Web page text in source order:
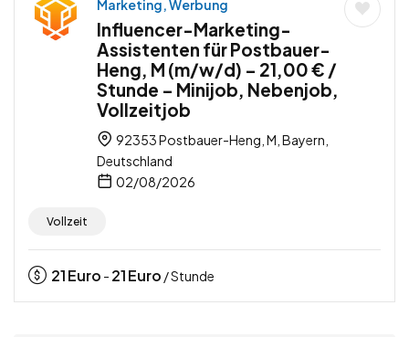
Marketing, Werbung
Influencer-Marketing-
Assistenten für Postbauer-
Heng, M (m/w/d) – 21,00 € /
Stunde – Minijob, Nebenjob,
Vollzeitjob
92353 Postbauer-Heng, M, Bayern,
Deutschland
02/08/2026
Vollzeit
21Euro - 21Euro / Stunde